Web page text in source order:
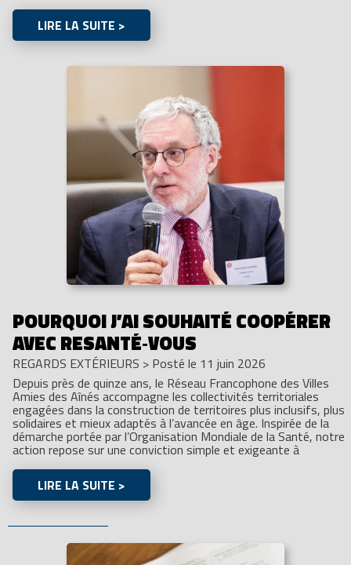
LIRE LA SUITE >
POURQUOI J’AI SOUHAITÉ COOPÉRER
AVEC RESANTÉ‑VOUS
REGARDS EXTÉRIEURS > Posté le 11 juin 2026
Depuis près de quinze ans, le Réseau Francophone des Villes
Amies des Aînés accompagne les collectivités territoriales
engagées dans la construction de territoires plus inclusifs, plus
solidaires et mieux adaptés à l’avancée en âge. Inspirée de la
démarche portée par l’Organisation Mondiale de la Santé, notre
action repose sur une conviction simple et exigeante à
LIRE LA SUITE >